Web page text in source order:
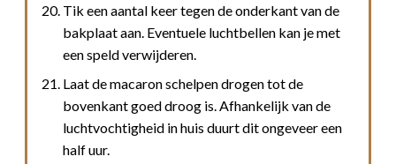
Tik een aantal keer tegen de onderkant van de
bakplaat aan. Eventuele luchtbellen kan je met
een speld verwijderen.
Laat de macaron schelpen drogen tot de
bovenkant goed droog is. Afhankelijk van de
luchtvochtigheid in huis duurt dit ongeveer een
half uur.